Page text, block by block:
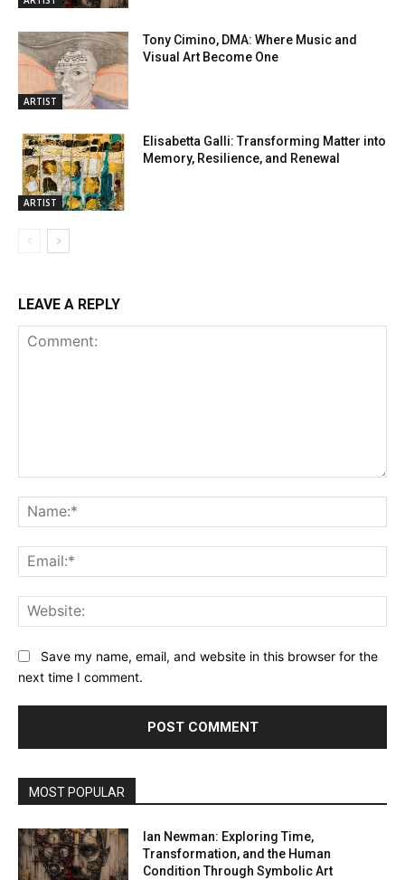
ARTIST
Tony Cimino, DMA: Where Music and
Visual Art Become One
ARTIST
Elisabetta Galli: Transforming Matter into
Memory, Resilience, and Renewal
LEAVE A REPLY
Save my name, email, and website in this browser for the
next time I comment.
MOST POPULAR
Ian Newman: Exploring Time,
Transformation, and the Human
Condition Through Symbolic Art